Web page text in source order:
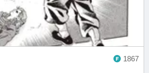
1867